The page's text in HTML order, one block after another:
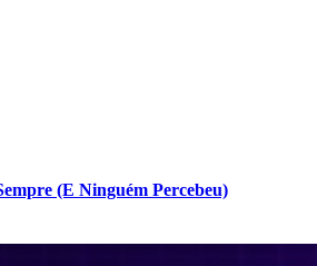
(E Ninguém Percebeu)